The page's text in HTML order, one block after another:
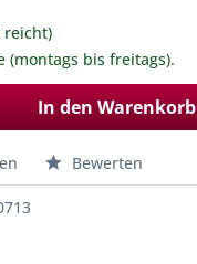
reicht)
(montags bis freitags).
In den Warenkorb
Bewerten